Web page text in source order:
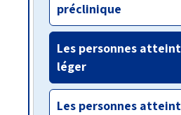
préclinique
Les personnes
léger
Les personnes